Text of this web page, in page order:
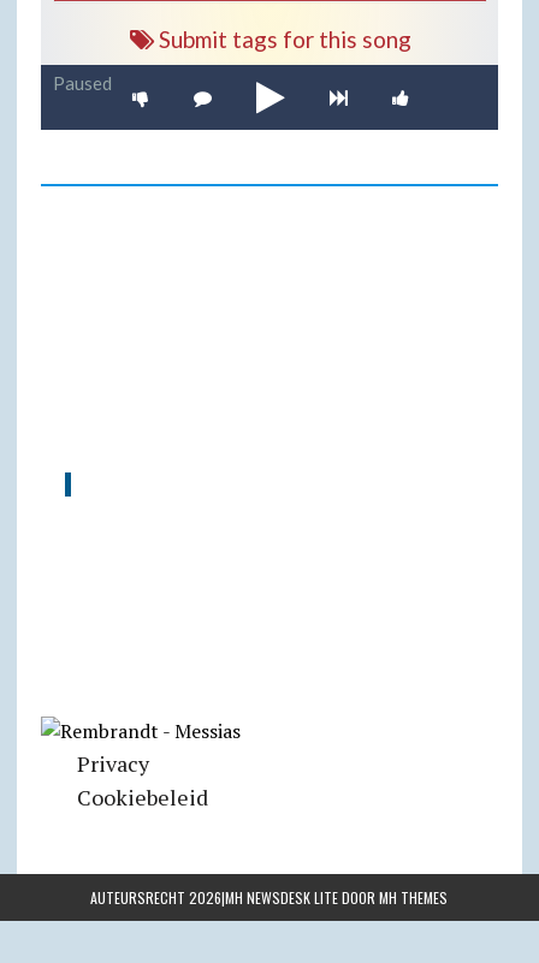
Privacy
Cookiebeleid
AUTEURSRECHT 2026|MH NEWSDESK LITE DOORMH THEMES